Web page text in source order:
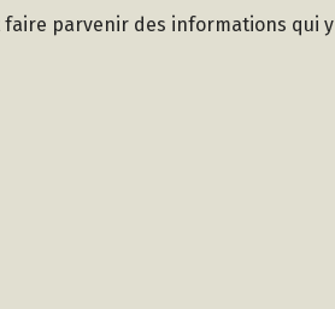
faire parvenir des informations qui y